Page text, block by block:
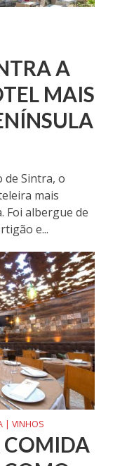
A
MAIS
Sintra, o
mais
Foi albergue de
e...
| VINHOS